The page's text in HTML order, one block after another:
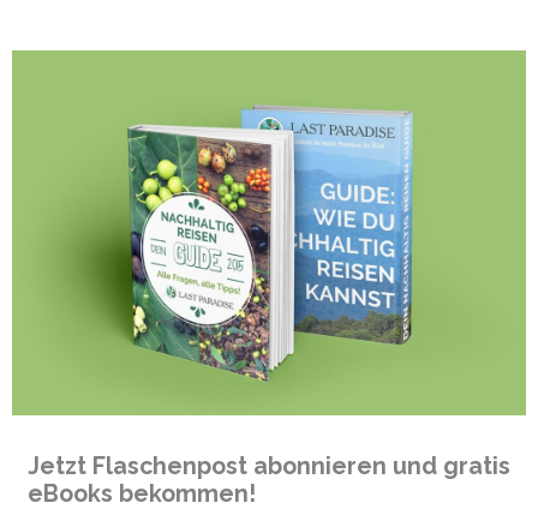
Jetzt Flaschenpost abonnieren und gratis
eBooks bekommen!